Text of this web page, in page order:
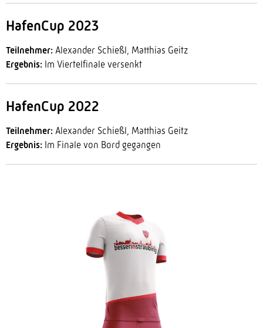
HafenCup 2023
Teilnehmer: Alexander Schießl, Matthias Geitz
Ergebnis: Im Viertelfinale versenkt
HafenCup 2022
Teilnehmer: Alexander Schießl, Matthias Geitz
Ergebnis: Im Finale von Bord gegangen